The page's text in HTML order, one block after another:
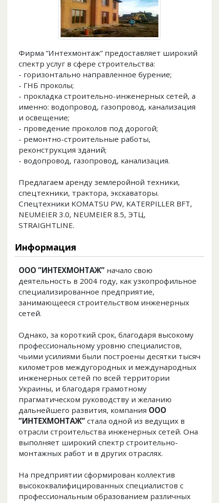
Фирма ”Интехмонтаж” предоставляет широкий
спектр услуг в сфере строительства:
- горизонтально направленное бурение;
- ГНБ проколы;
- прокладка строительно-инженерных сетей, а
именно: водопровод, газопровод, канализация
и освещение;
- проведение проколов под дорогой;
- ремонтно-строительные работы,
реконструкция зданий;
- водопровод, газопровод, канализация.
Предлагаем аренду землеройной техники,
спецтехники, трактора, экскаваторы.
Спецтехники KOMATSU PW, KATERPILLER BFT,
NEUMEIER 3.0, NEUMEIER 8.5, ЭТЦ,
STRAIGHTLINE.
Информация
ООО ”ИНТЕХМОНТАЖ” начало свою
деятельность в 2004 году, как узкопрофильное
специализированное предприятие,
занимающееся строительством инженерных
сетей.
Однако, за короткий срок, благодаря высокому
профессиональному уровню специалистов,
чьими усилиями были построены десятки тысяч
километров междугородных и международных
инженерных сетей по всей территории
Украины, и благодаря грамотному
прагматическом руководству и желанию
дальнейшего развития, компания ООО
”ИНТЕХМОНТАЖ” стала одной из ведущих в
отрасли строительства инженерных сетей. Она
выполняет широкий спектр строительно-
монтажных работ и в других отраслях.
На предприятии сформирован коллектив
высококвалифицированных специалистов с
профессиональным образованием различных